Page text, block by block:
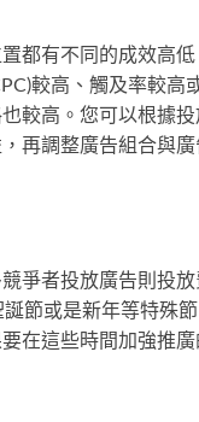
都有不同的成效高
較高、觸及率較高
較高。您可以根據
再調整廣告組合與
爭者投放廣告則投
節或是新年等特殊
在這些時間加強推